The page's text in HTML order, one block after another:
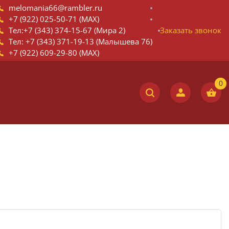
melomania66@rambler.ru
+7 (922) 025-50-71 (MAX)
Тел:+7 (343) 374-15-67 (Мира 2)
Тел: +7 (343) 371-19-13 (Малышева 76)
+7 (922) 609-29-80 (MAX)
Заказать звонок